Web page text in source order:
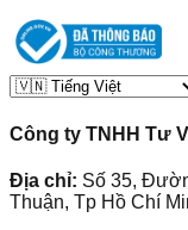
Công ty TNHH Tư
Địa chỉ: Số 35,
Thuận, Tp Hồ Chí